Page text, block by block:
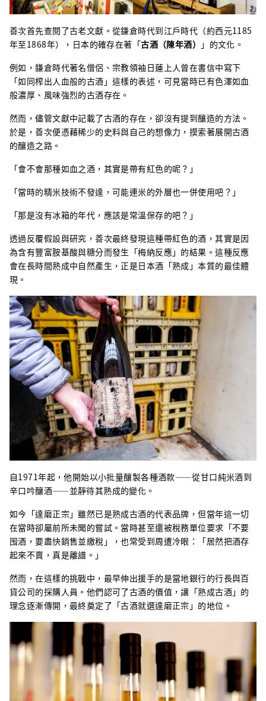
善次首先查閱了古老文獻。從鎌倉時代到江戶時代（約西元1185
年至1868年），日本的確存在著「古酒（陳年酒） 」的文化。
例如，鎌倉時代著名僧侶、宗教領袖日蓮上人曾在書信中寫下
「如同榨出人血般的古酒」這樣的表述，可見當時已有色澤如血
般濃厚、風味強烈的古酒存在。
然而，儘管文獻中記載了古酒的存在，卻沒有提到釀造的方法。
於是，善次便憑藉稀少的史料與自己的想像力，摸索著展開古酒
的釀造之路。
「會不會那種如血之酒，其實是帶有紅色的呢？」
「當時的精米技術不發達，可能連米的外層也一併使用吧？」
「那是沒有冰箱的年代，應該是常溫保存的吧？」
透過反覆假設與研究，善次最終發現這種帶紅色的酒，其實是因
為含有豐富胺基酸與糖分而發生「梅納反應」的結果。這種反應
會在長時間熟成中自然產生，正是日本酒「熟成」本質的最佳體
現。
自1971年起，他開始以小批量釀製各種酒款——從甘口純米酒到
辛口吟釀酒——並靜待其熟成的變化。
如今「達磨正宗」雖然已是熟成古酒的代表品牌，但當年這一切
在當時卻屬前所未聞的嘗試。當時甚至還被稅務單位要求「不要
囤酒，要盡快銷售並繳稅」，也常受到周遭冷眼：「居然把酒存
起來不賣，真是離譜。」
然而，在這樣的挑戰中，最早伸出援手的是當地銀行的行長與百
貨公司的採購人員。他們認可了古酒的價值，讓「熟成古酒」的
理念逐漸傳開，最終奠定了「古酒就選達磨正宗」的地位。